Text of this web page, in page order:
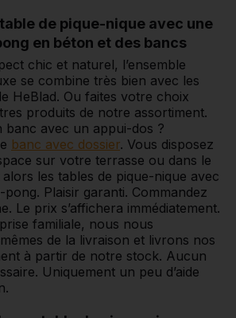
de pique-nique avec une
en béton et des bancs
chic et naturel, l’ensemble
se combine très bien avec les
HeBlad. Ou faites votre choix
produits de notre assortiment.
banc avec un appui-dos ?
banc avec dossier. Vous disposez
sur votre terrasse ou dans le
les tables de pique-nique avec
Plaisir garanti. Commandez
Le prix s’affichera immédiatement.
familiale, nous nous
de la livraison et livrons nos
à partir de notre stock. Aucun
Uniquement un peu d’aide